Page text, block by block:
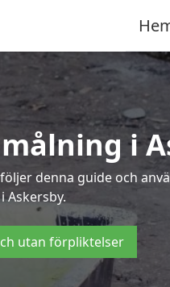
i
denna guide och
Askersby.
utan förpliktelser